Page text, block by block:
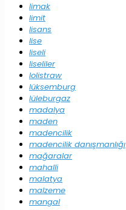
limak
limit
lisans
lise
liseli
liseliler
lolistraw
lüksemburg
lüleburgaz
madalya
maden
madencilik
madencilik danışmanlığı
mağaralar
mahalli
malatya
malzeme
mangal